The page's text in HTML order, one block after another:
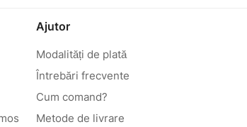
Ajutor
Modalități de plată
Întrebări frecvente
Cum comand?
Metode de livrare